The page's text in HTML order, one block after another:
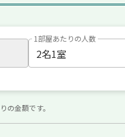
1部屋あたりの人数
の金額です。